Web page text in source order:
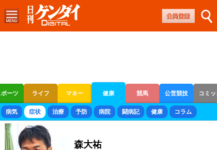
ーツ ライフ マネー 健康 競馬 公営競技 コミ
ボートレース 競輪 オートレース
病気 症状 治療 予防 病院 闘病記 健康 コラム
森大祐